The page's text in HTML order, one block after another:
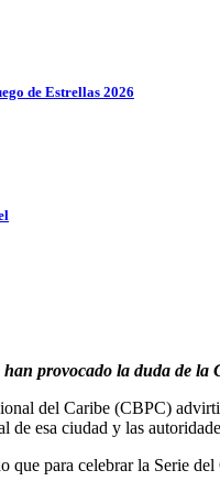
de Estrellas 2026
provocado la duda de
del Caribe (CBPC)
de esa ciudad y las
que para celebrar la Serie